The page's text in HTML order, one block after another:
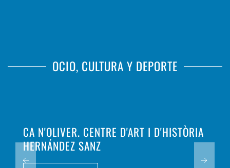
OCIO, CULTURA Y DEPORTE
CA N'OLIVER. CENTRE D'ART I D'HISTÒRIA
HERNÁNDEZ SANZ